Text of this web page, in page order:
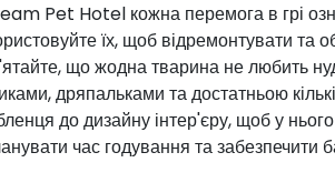
Pet Hotel кожна перемога в грі
їх, щоб відремонтувати та
що жодна тварина не любить
дряпальками та достатньою
до дизайну інтер'єру, щоб у
час годування та забезпечити